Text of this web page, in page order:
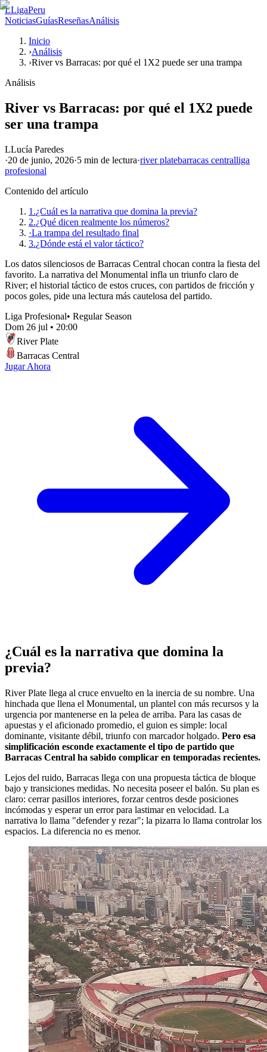
LLigaPeru
NoticiasGuíasReseñasAnálisis
Inicio
›Análisis
›River vs Barracas: por qué el 1X2 puede ser una trampa
Análisis
River vs Barracas: por qué el 1X2 puede
ser una trampa
LLucía Paredes
·20 de junio, 2026·5 min de lectura·river platebarracas centralliga
profesional
Contenido del artículo
1.¿Cuál es la narrativa que domina la previa?
2.¿Qué dicen realmente los números?
·La trampa del resultado final
3.¿Dónde está el valor táctico?
Los datos silenciosos de Barracas Central chocan contra la fiesta del
favorito. La narrativa del Monumental infla un triunfo claro de
River; el historial táctico de estos cruces, con partidos de fricción y
pocos goles, pide una lectura más cautelosa del partido.
Liga Profesional• Regular Season
Dom 26 jul • 20:00
River Plate
Barracas Central
Jugar Ahora
¿Cuál es la narrativa que domina la
previa?
River Plate llega al cruce envuelto en la inercia de su nombre. Una
hinchada que llena el Monumental, un plantel con más recursos y la
urgencia por mantenerse en la pelea de arriba. Para las casas de
apuestas y el aficionado promedio, el guion es simple: local
dominante, visitante débil, triunfo con marcador holgado. Pero esa
simplificación esconde exactamente el tipo de partido que
Barracas Central ha sabido complicar en temporadas recientes.
Lejos del ruido, Barracas llega con una propuesta táctica de bloque
bajo y transiciones medidas. No necesita poseer el balón. Su plan es
claro: cerrar pasillos interiores, forzar centros desde posiciones
incómodas y esperar un error para lastimar en velocidad. La
narrativa lo llama "defender y rezar"; la pizarra lo llama controlar los
espacios. La diferencia no es menor.